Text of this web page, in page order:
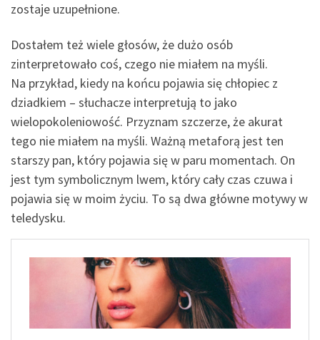
zostaje uzupełnione.
Dostałem też wiele głosów, że dużo osób
zinterpretowało coś, czego nie miałem na myśli.
Na przykład, kiedy na końcu pojawia się chłopiec z
dziadkiem – słuchacze interpretują to jako
wielopokoleniowość. Przyznam szczerze, że akurat
tego nie miałem na myśli. Ważną metaforą jest ten
starszy pan, który pojawia się w paru momentach. On
jest tym symbolicznym lwem, który cały czas czuwa i
pojawia się w moim życiu. To są dwa główne motywy w
teledysku.